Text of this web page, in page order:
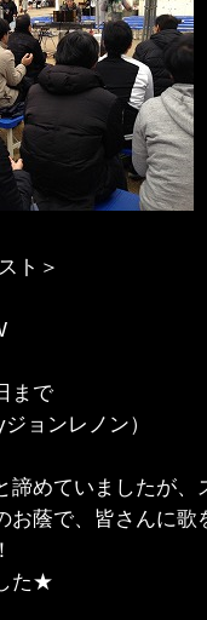
ト＞
まで
ョンレノン）
諦めていましたが、
お蔭で、皆さんに歌
た★